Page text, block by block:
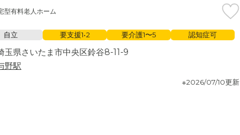
型有料老人ホーム
自立 要支援1•2 要介護1〜5 認知症可
玉県さいたま市中央区鈴谷8-11-9
野駅
※2026/07/10更新